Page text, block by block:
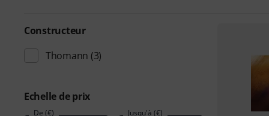
Constructeur
Thomann (3)
Echelle de prix
De (€) Jusqu'à (€)